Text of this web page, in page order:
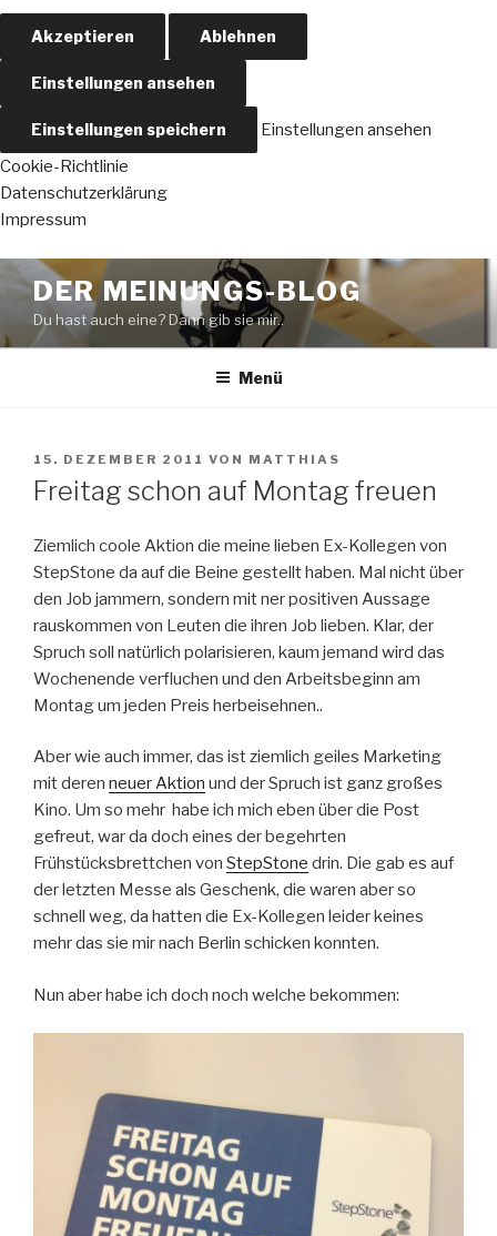
Akzeptieren Ablehnen
Einstellungen ansehen
Einstellungen speichern
Einstellungen ansehen
Cookie-Richtlinie
Datenschutzerklärung
Impressum
Zum
Inhalt
springen
DER MEINUNGS-BLOG
Du hast auch eine? Dann gib sie mir..
Menü
VERÖFFENTLICHT
AM
15. DEZEMBER 2011 VON MATTHIAS
Freitag schon auf Montag freuen
Ziemlich coole Aktion die meine lieben Ex-Kollegen von
StepStone da auf die Beine gestellt haben. Mal nicht über
den Job jammern, sondern mit ner positiven Aussage
rauskommen von Leuten die ihren Job lieben. Klar, der
Spruch soll natürlich polarisieren, kaum jemand wird das
Wochenende verfluchen und den Arbeitsbeginn am
Montag um jeden Preis herbeisehnen..
Aber wie auch immer, das ist ziemlich geiles Marketing
mit deren neuer Aktion und der Spruch ist ganz großes
Kino. Um so mehr habe ich mich eben über die Post
gefreut, war da doch eines der begehrten
Frühstücksbrettchen von StepStone drin. Die gab es auf
der letzten Messe als Geschenk, die waren aber so
schnell weg, da hatten die Ex-Kollegen leider keines
mehr das sie mir nach Berlin schicken konnten.
Nun aber habe ich doch noch welche bekommen: